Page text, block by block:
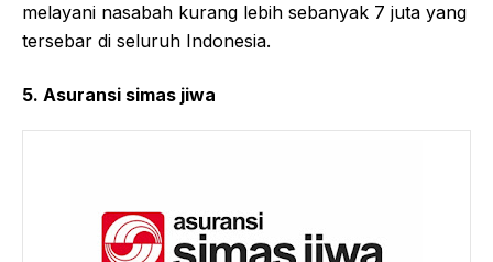
melayani nasabah kurang lebih sebanyak 7 juta yang
tersebar di seluruh Indonesia.
5. Asuransi simas jiwa